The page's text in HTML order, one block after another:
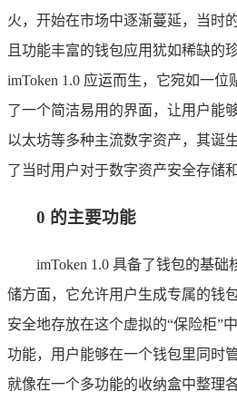
火，开始在市场中逐渐蔓延，当时
且功能丰富的钱包应用犹如稀缺的
imToken 1.0 应运而生，它宛如一
了一个简洁易用的界面，让用户能
以太坊等多种主流数字资产，其诞
了当时用户对于数字资产安全存储
0 的主要功能
imToken 1.0 具备了钱包的基
储方面，它允许用户生成专属的钱
安全地存放在这个虚拟的“保险柜”
功能，用户能够在一个钱包里同时
就像在一个多功能的收纳盒中整理